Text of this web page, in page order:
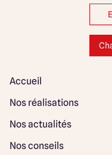
Accueil
Nos réalisations
Nos actualités
Nos conseils